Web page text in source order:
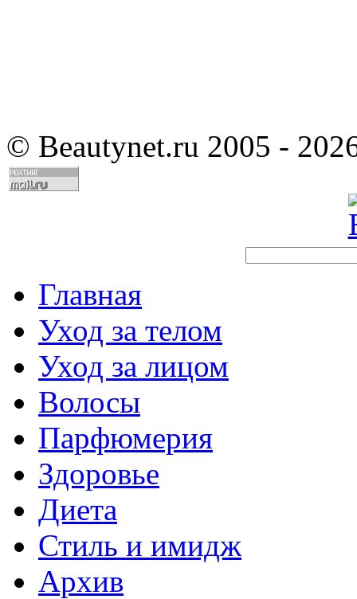
© Beautynet.ru 2005 -
Главная
Уход за телом
Уход за лицом
Волосы
Парфюмерия
Здоровье
Диета
Стиль и имидж
Архив